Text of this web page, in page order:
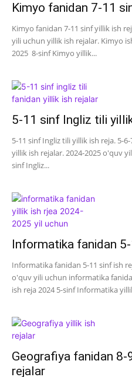
Kimyo fanidan 7-11
Kimyo fanidan 7-11 sinf yillik ish
yili uchun yillik ish rejalar. Kimyo
2025 8-sinf Kimyo yillik...
5-11 sinf Ingliz tili
5-11 sinf Ingliz tili yillik ish reja. 5-
yillik ish rejalar. 2024-2025 o'quv
sinf Ingliz...
Informatika fanidan
Informatika fanidan 5-11 sinf ish
o'quv yili uchun informatika
ish reja 2024 5-sinf Informatika
Geografiya fanidan
rejalar